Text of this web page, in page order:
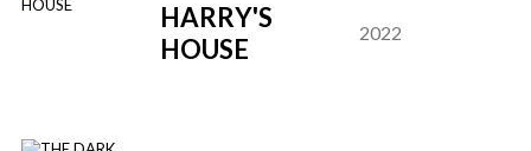
HARRY'S
HOUSE
2022